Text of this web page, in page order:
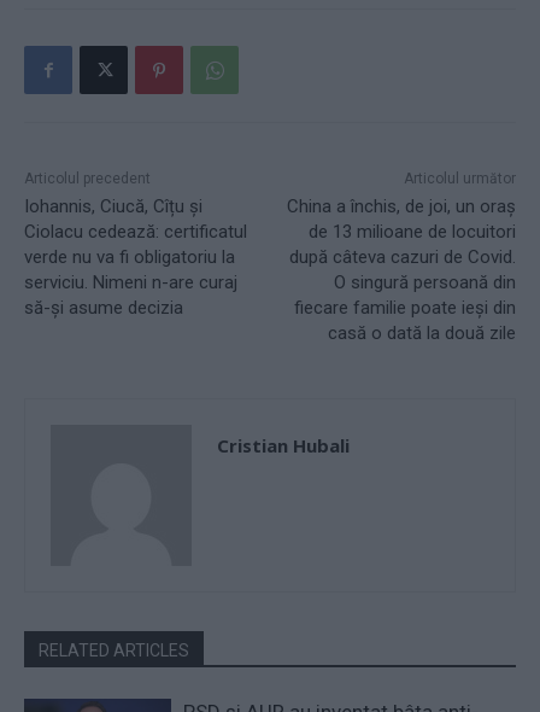
Articolul precedent
Iohannis, Ciucă, Cîțu și
Ciolacu cedează: certificatul
verde nu va fi obligatoriu la
serviciu. Nimeni n-are curaj
să-și asume decizia
Articolul următor
China a închis, de joi, un oraș
de 13 milioane de locuitori
după câteva cazuri de Covid.
O singură persoană din
fiecare familie poate ieși din
casă o dată la două zile
Cristian Hubali
RELATED ARTICLES